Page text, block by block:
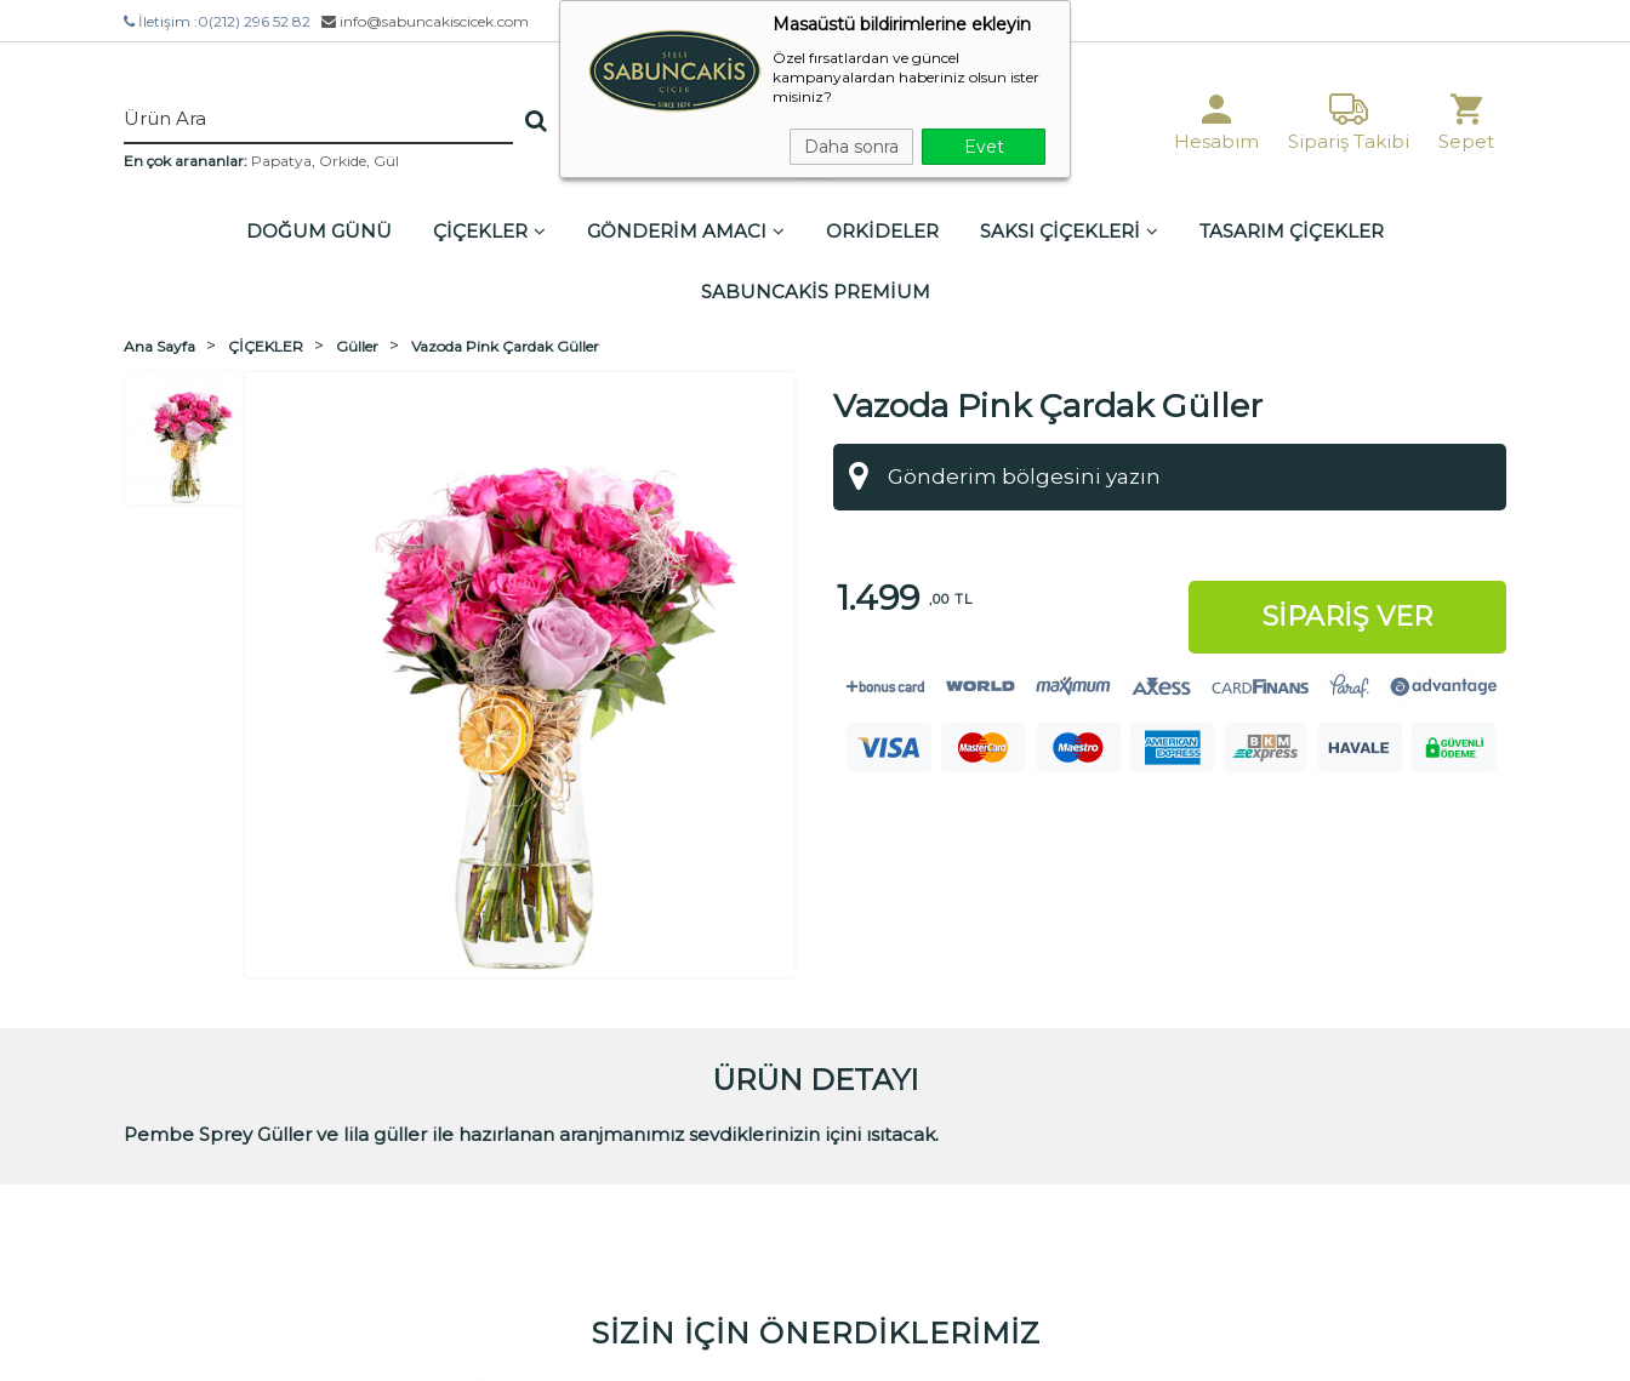
Masaüstü bildirimlerine ekleyin
Özel fırsatlardan ve güncel
kampanyalardan haberiniz olsun ister
misiniz?
Daha sonra Evet
İletişim :0(212) 296 52 82 info@sabuncakiscicek.com
En çok arananlar: Papatya, Orkide, Gül
Hesabım Sipariş Takibi Sepet
DOĞUM GÜNÜ ÇİÇEKLER GÖNDERİM AMACI ORKİDELER SAKSI ÇİÇEKLERİ TASARIM ÇİÇEKLER
SABUNCAKİS PREMİUM
Ana Sayfa ÇİÇEKLER Güller Vazoda Pink Çardak Güller
Vazoda Pink Çardak Güller
1.499 ,00 TL
SİPARİŞ VER
ÜRÜN DETAYI
Pembe Sprey Güller ve lila güller ile hazırlanan aranjmanımız sevdiklerinizin içini ısıtacak.
SİZİN İÇİN ÖNERDİKLERİMİZ